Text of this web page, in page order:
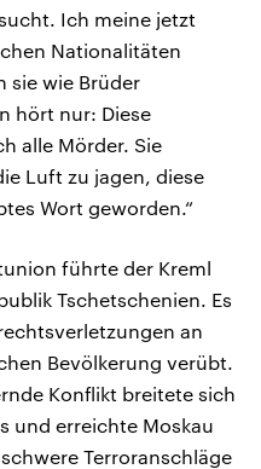
Ich meine jetzt
Nationalitäten
sie wie Brüder
hört nur: Diese
alle Mörder. Sie
Luft zu jagen, diese
Wort geworden.“
führte der Kreml
Tschetschenien. Es
an
Bevölkerung verübt.
Konflikt breitete sich
und erreichte Moskau
Terroranschläge